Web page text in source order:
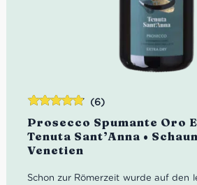
Prosecco Spumante Oro
Tenuta Sant’Anna •
Venetien
(6)
Schon zur Römerzeit wurde auf den
mit4.83
von 5